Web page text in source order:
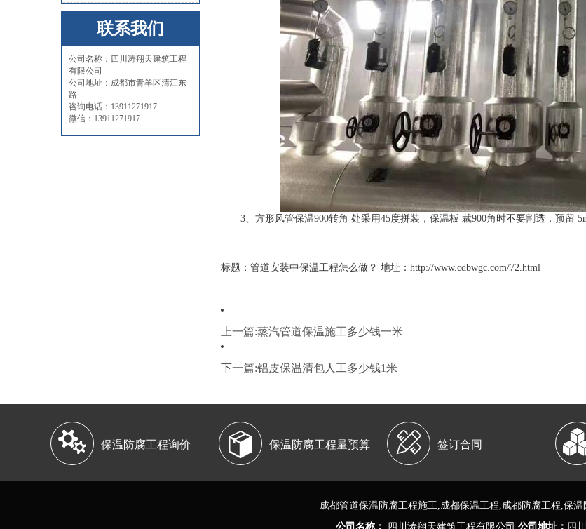
联系我们
公司名称：四川涛翔天建筑工程
有限公司
公司地址：成都市青羊区清江东
路
咨询电话：13911271917
微信：13911271917
3、方形风管保温900转角 处采用45度拼装，保温板 裁900角时不要割透，预留
标题：管道安装中保温工程怎么做？ 地址：http://www.cdbwgc.com/72.html
上一篇:蒸汽管道保温施工多少钱一米
下一篇:铝皮保温清包人工多少钱1米
 保温防腐工程询价  保温防腐工程量预算  签订合同
成都管道保温防腐工程施工,成都保温工程,成都防腐工程,保温
公司名称：
四川涛翔天建筑工程有限公司 公司地址： 四